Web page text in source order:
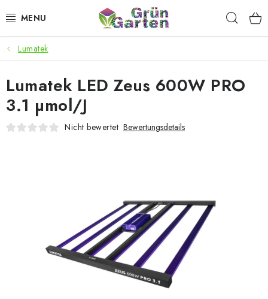
Inhalt
ANGEBOTE
LED PFLANZENLAMPEN
ANBAUBEDARF FÜR DEN HEIMANBAU
Geschäftsbewertung Kaufberatung AGB
Blog
Datenschutzerklärung Impressum
Lumatek
Lumatek LED Zeus 600W PRO
3.1 µmol/J
Nicht bewertet Bewertungsdetails